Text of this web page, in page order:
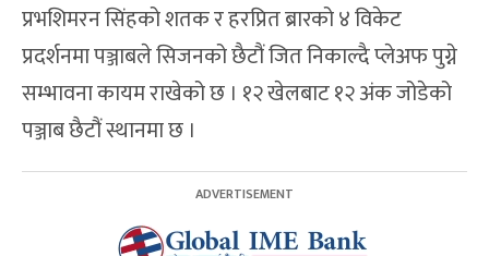
प्रभशिमरन सिंहको शतक र हरप्रित ब्रारको ४ विकेट
प्रदर्शनमा पञ्जाबले सिजनको छैटौं जित निकाल्दै प्लेअफ पुग्ने
सम्भावना कायम राखेको छ । १२ खेलबाट १२ अंक जोडेको
पञ्जाब छैटौं स्थानमा छ ।